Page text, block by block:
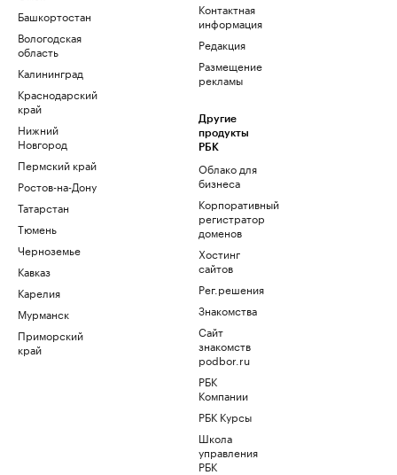
Башкортостан
Вологодская
область
Калининград
Краснодарский
край
Нижний
Новгород
Пермский край
Ростов-на-Дону
Татарстан
Тюмень
Черноземье
Кавказ
Карелия
Мурманск
Приморский
край
Контактная
информация
Редакция
Размещение
рекламы
Другие
продукты
РБК
Облако для
бизнеса
Корпоративный
регистратор
доменов
Хостинг
сайтов
Рег.решения
Знакомства
Сайт
знакомств
podbor.ru
РБК
Компании
РБК Курсы
Школа
управления
РБК